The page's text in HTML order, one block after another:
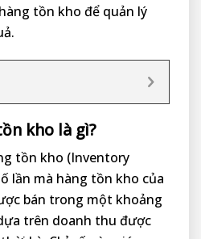
tồn kho để quản lý
kho là gì?
tồn kho (Inventory
lần mà hàng tồn kho của
bán trong một khoảng
trên doanh thu được